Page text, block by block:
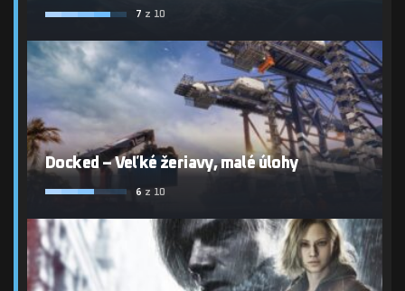
7 z 10
Docked – Veľké žeriavy, malé úlohy
6 z 10